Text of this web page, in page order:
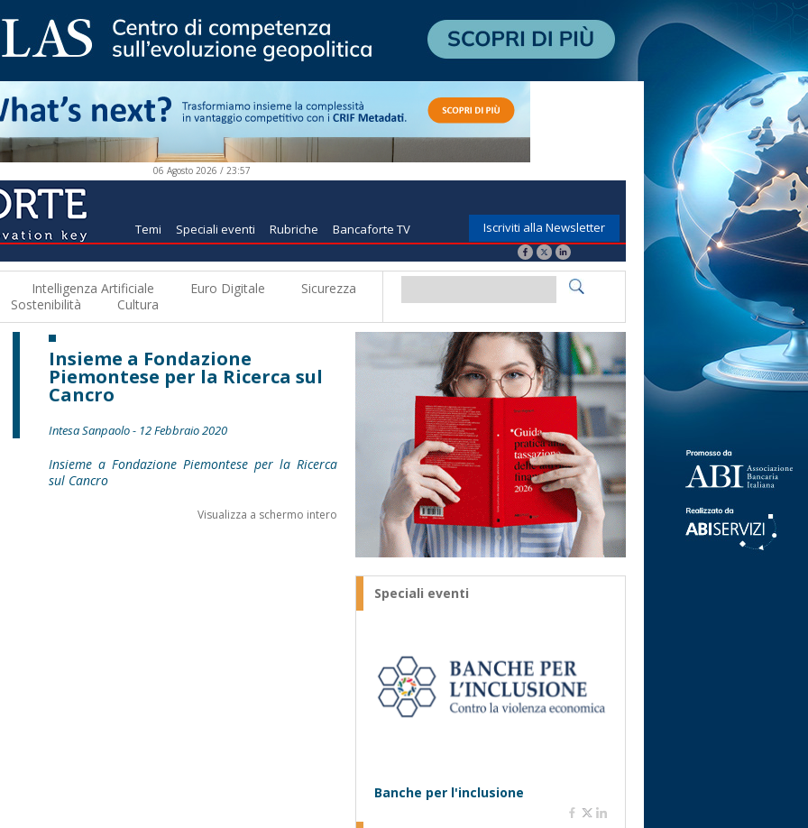
06 Agosto 2026 / 23:57
Temi Speciali eventi Rubriche Bancaforte TV Iscriviti alla Newsletter
Intelligenza Artificiale Euro Digitale
Sicurezza
Sostenibilità Cultura
Insieme a Fondazione
Piemontese per la Ricerca sul
Cancro
Intesa Sanpaolo - 12 Febbraio 2020
Insieme a Fondazione Piemontese per la Ricerca
sul Cancro
Visualizza a schermo intero
Speciali eventi
Banche per l'inclusione